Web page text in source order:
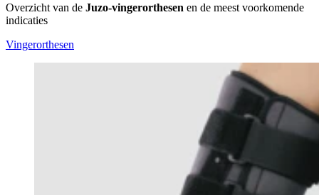
Overzicht van de Juzo-vingerorthesen en de meest voorkomende
indicaties
Vingerorthesen